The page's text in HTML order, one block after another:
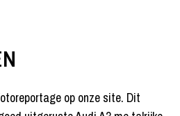
op onze site. Dit